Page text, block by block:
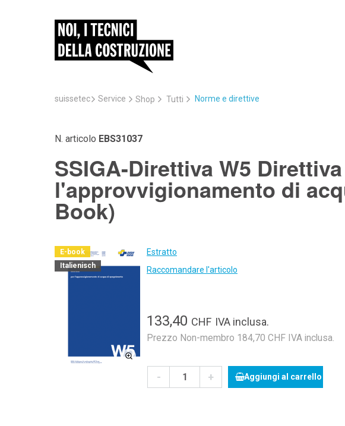
suissetec Service Shop Tutti Norme e direttive
N. articolo EBS31037
SSIGA-Direttiva W5
l'approvvigionamento di
Book)
E-book
Italienisch
Estratto
Raccomandare l'articolo
133,40 CHF IVA inclusa.
Prezzo Non-membro 184,70 CHF IVA inclusa.
- + Aggiungi al carrello